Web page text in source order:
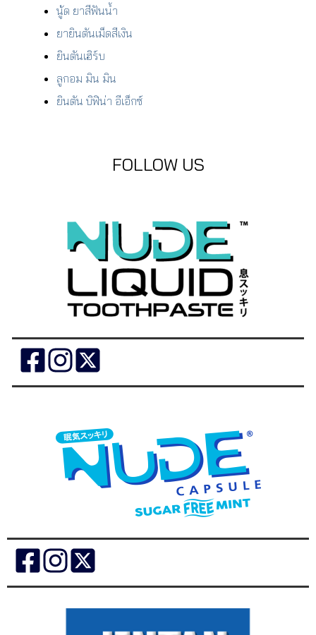
นู้ด ยาสีฟันน้ำ
ยายินตันเม็ดสีเงิน
ยินตันเฮิร์บ
ลูกอม มิน มิน
ยินตัน บิฟิน่า อีเอ็กซ์
FOLLOW US